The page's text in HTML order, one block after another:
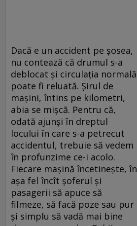
Dacă e un accident pe șosea,
nu contează că drumul s-a
deblocat și circulația normală
poate fi reluată. Șirul de
mașini, întins pe kilometri,
abia se mișcă. Pentru că,
odată ajunși în dreptul
locului în care s-a petrecut
accidentul, trebuie să vedem
în profunzime ce-i acolo.
Fiecare mașină încetinește, în
așa fel încît șoferul și
pasagerii să apuce să
filmeze, să facă poze sau pur
și simplu să vadă mai bine